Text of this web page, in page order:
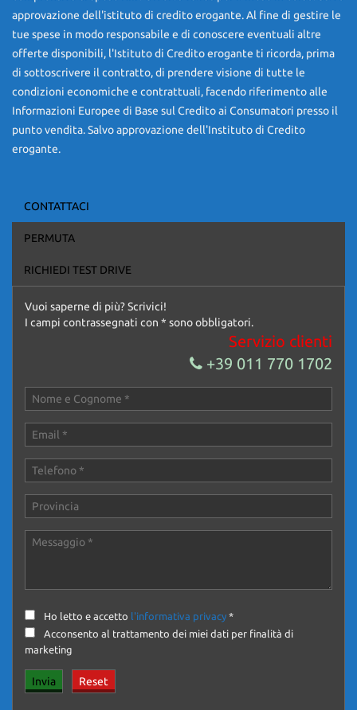
Autostile declina ogni responsabilità per eventuali involontarie
incongruenze, che non rappresentano in alcun modo un impegno
contrattuale.
ANNUNCIO VALIDO SALVO ERRORI DI TRASCRIZIONE
Ho letto e accettol'informativa privacy*
Acconsento al trattamento dei miei dati per finalità di
approvazione dell'istituto di credito erogante. Al fine di gestire le
tue spese in modo responsabile e di conoscere eventuali altre
offerte disponibili, l'Istituto di Credito erogante ti ricorda, prima
di sottoscrivere il contratto, di prendere visione di tutte le
condizioni economiche e contrattuali, facendo riferimento alle
Informazioni Europee di Base sul Credito ai Consumatori presso il
punto vendita. Salvo approvazione dell'Instituto di Credito
erogante.
CONTATTACI
PERMUTA
RICHIEDI TEST DRIVE
Vuoi saperne di più? Scrivici!
I campi contrassegnati con * sono obbligatori.
Servizio clienti
+39 011 770 1702
Ho letto e accetto l'informativa privacy *
Acconsento al trattamento dei miei dati per finalità di
marketing